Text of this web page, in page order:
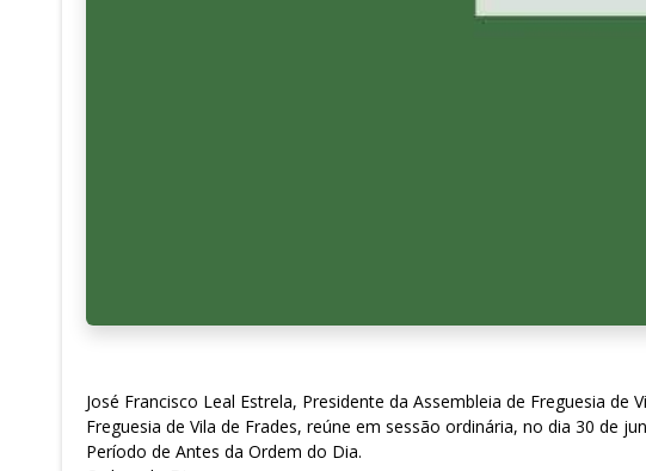
José Francisco Leal Estrela, Presidente da Assembleia de Freguesia
Freguesia de Vila de Frades, reúne em sessão ordinária, no dia 30 de
Período de Antes da Ordem do Dia.